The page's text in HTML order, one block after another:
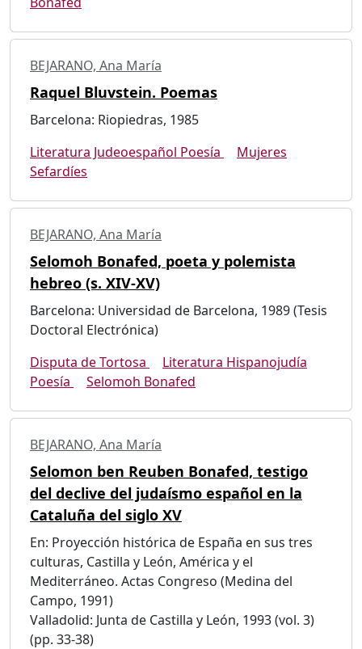
BEJARANO, Ana María
Raquel Bluvstein. Poemas
Barcelona: Riopiedras, 1985
Literatura Judeoespañol Poesía
Mujeres
Sefardíes
BEJARANO, Ana María
Selomoh Bonafed, poeta y polemista
hebreo (s. XIV-XV)
Barcelona: Universidad de Barcelona, 1989 (Tesis
Doctoral Electrónica)
Disputa de Tortosa
Literatura Hispanojudía
Poesía
Selomoh Bonafed
BEJARANO, Ana María
Selomon ben Reuben Bonafed, testigo
del declive del judaísmo español en la
Cataluña del siglo XV
En: Proyección histórica de España en sus tres
culturas, Castilla y León, América y el
Mediterráneo. Actas Congreso (Medina del
Campo, 1991)
Valladolid: Junta de Castilla y León, 1993 (vol. 3)
(pp. 33-38)